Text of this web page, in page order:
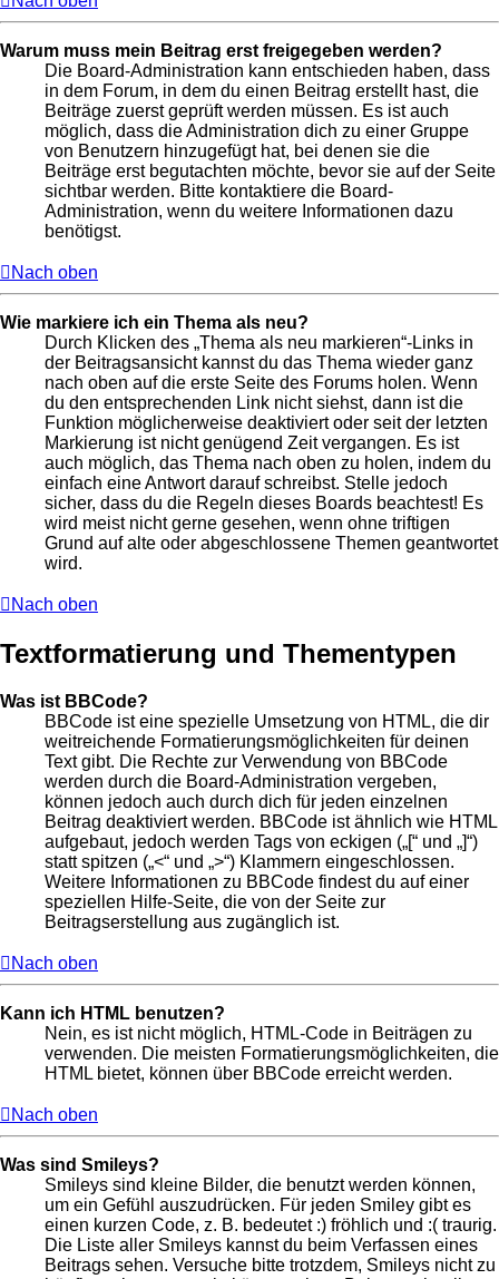
Warum muss mein Beitrag erst freigegeben werden?
Die Board-Administration kann entschieden haben, dass
in dem Forum, in dem du einen Beitrag erstellt hast, die
Beiträge zuerst geprüft werden müssen. Es ist auch
möglich, dass die Administration dich zu einer Gruppe
von Benutzern hinzugefügt hat, bei denen sie die
Beiträge erst begutachten möchte, bevor sie auf der Seite
sichtbar werden. Bitte kontaktiere die Board-
Administration, wenn du weitere Informationen dazu
benötigst.
Nach oben
Wie markiere ich ein Thema als neu?
Durch Klicken des „Thema als neu markieren“-Links in
der Beitragsansicht kannst du das Thema wieder ganz
nach oben auf die erste Seite des Forums holen. Wenn
du den entsprechenden Link nicht siehst, dann ist die
Funktion möglicherweise deaktiviert oder seit der letzten
Markierung ist nicht genügend Zeit vergangen. Es ist
auch möglich, das Thema nach oben zu holen, indem du
einfach eine Antwort darauf schreibst. Stelle jedoch
sicher, dass du die Regeln dieses Boards beachtest! Es
wird meist nicht gerne gesehen, wenn ohne triftigen
Grund auf alte oder abgeschlossene Themen geantwortet
wird.
Nach oben
Textformatierung und Thementypen
Was ist BBCode?
BBCode ist eine spezielle Umsetzung von HTML, die dir
weitreichende Formatierungsmöglichkeiten für deinen
Text gibt. Die Rechte zur Verwendung von BBCode
werden durch die Board-Administration vergeben,
können jedoch auch durch dich für jeden einzelnen
Beitrag deaktiviert werden. BBCode ist ähnlich wie HTML
aufgebaut, jedoch werden Tags von eckigen („[“ und „]“)
statt spitzen („<“ und „>“) Klammern eingeschlossen.
Weitere Informationen zu BBCode findest du auf einer
speziellen Hilfe-Seite, die von der Seite zur
Beitragserstellung aus zugänglich ist.
Nach oben
Kann ich HTML benutzen?
Nein, es ist nicht möglich, HTML-Code in Beiträgen zu
verwenden. Die meisten Formatierungsmöglichkeiten, die
HTML bietet, können über BBCode erreicht werden.
Nach oben
Was sind Smileys?
Smileys sind kleine Bilder, die benutzt werden können,
um ein Gefühl auszudrücken. Für jeden Smiley gibt es
einen kurzen Code, z. B. bedeutet :) fröhlich und :( traurig.
Die Liste aller Smileys kannst du beim Verfassen eines
Beitrags sehen. Versuche bitte trotzdem, Smileys nicht zu